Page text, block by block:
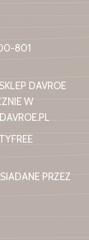
801
DAVROE
W
PRZEZ